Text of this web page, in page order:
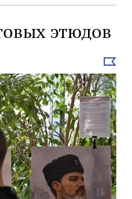
этюдов
Выбрать
новость